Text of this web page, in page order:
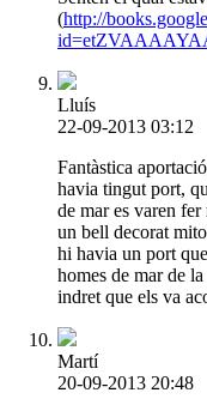
(http://
Lluís
22-09-2013 03:12
Fantàstica
havia tingut port,
de mar es varen
un bell decorat
hi havia un port
homes de mar de
indret que els va
Martí
20-09-2013 20:48